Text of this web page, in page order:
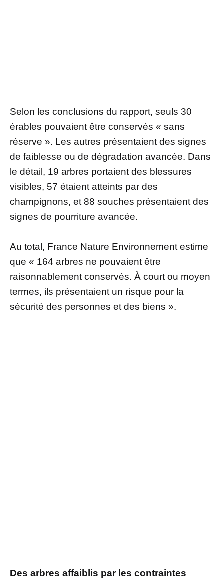
Selon les conclusions du rapport, seuls 30
érables pouvaient être conservés « sans
réserve ». Les autres présentaient des signes
de faiblesse ou de dégradation avancée. Dans
le détail, 19 arbres portaient des blessures
visibles, 57 étaient atteints par des
champignons, et 88 souches présentaient des
signes de pourriture avancée.
Au total, France Nature Environnement estime
que « 164 arbres ne pouvaient être
raisonnablement conservés. À court ou moyen
termes, ils présentaient un risque pour la
sécurité des personnes et des biens ».
Des arbres affaiblis par les contraintes